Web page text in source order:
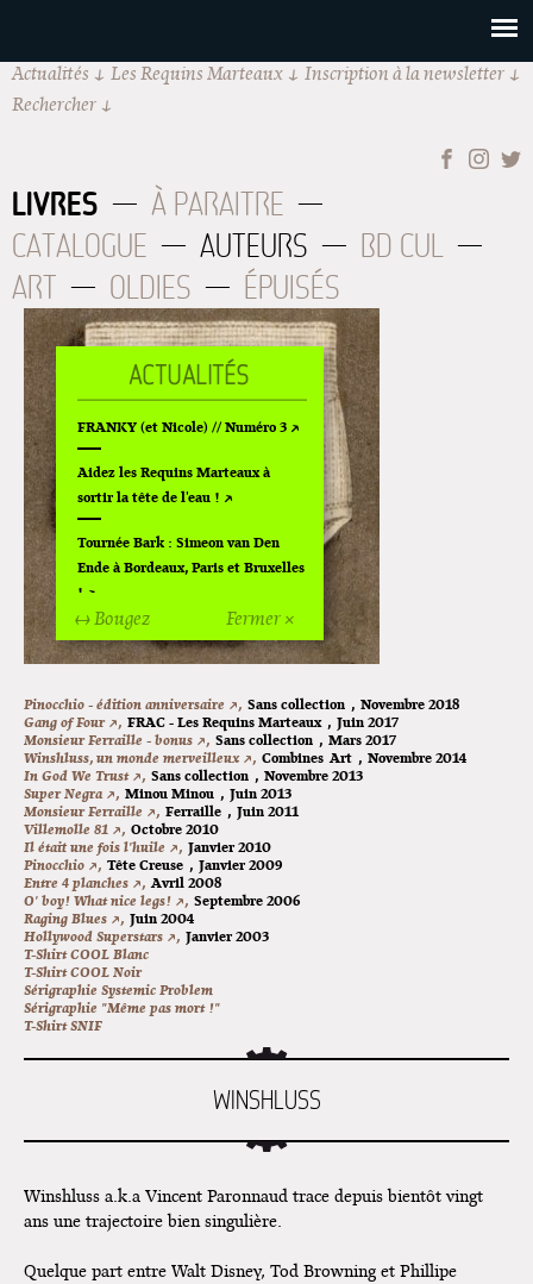
Actualités Les Requins Marteaux
Inscription à la newsletter
Rechercher
LIVRES
À PARAITRE
CATALOGUE
AUTEURS
BD CUL
ART
OLDIES ÉPUISÉS
Pinocchio - édition anniversaire ↗, Sans collection , Novembre 2018
Gang of Four ↗, FRAC - Les Requins Marteaux , Juin 2017
Monsieur Ferraille - bonus ↗, Sans collection , Mars 2017
Winshluss, un monde merveilleux ↗, Combines Art , Novembre 2014
In God We Trust ↗, Sans collection , Novembre 2013
Super Negra ↗, Minou Minou , Juin 2013
Monsieur Ferraille ↗, Ferraille , Juin 2011
Villemolle 81 ↗, Octobre 2010
Il était une fois l'huile ↗, Janvier 2010
Pinocchio ↗, Tête Creuse , Janvier 2009
Entre 4 planches ↗, Avril 2008
O' boy! What nice legs! ↗, Septembre 2006
Raging Blues ↗, Juin 2004
Hollywood Superstars ↗, Janvier 2003
T-Shirt COOL Blanc
T-Shirt COOL Noir
Sérigraphie Systemic Problem
Sérigraphie "Même pas mort !"
T-Shirt SNIF
WINSHLUSS
Winshluss a.k.a Vincent Paronnaud trace depuis bientôt vingt
ans une trajectoire bien singulière.
Quelque part entre Walt Disney, Tod Browning et Phillipe
Fermer ×
↔ Bougez
FRANKY (et Nicole) // Numéro 3
Aidez les Requins Marteaux à
sortir la tête de l'eau !
Tournée Bark : Simeon van Den
Ende à Bordeaux, Paris et Bruxelles
!
Off Of Off d'Angoulême 2024
L'exposition de Fungirl à
Montpellier !
Lancements de "Ras le bol" de
Cardon
Exposition "Fungirl : Funeral
Home" à Colomiers
Tournée "Vulva Viking" : Elizabeth
Pich à Paris et Vincennes !
Dédicace de Gwénola Carrère à
Bruxelles